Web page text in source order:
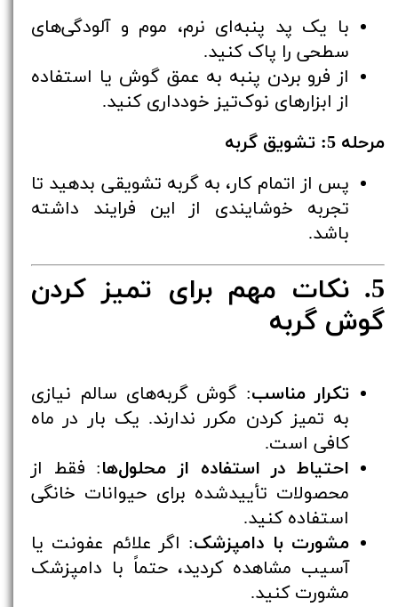
با یک پد پنبه‌ای نرم، موم و آلودگی‌های
سطحی را پاک کنید.
از فرو بردن پنبه به عمق گوش یا استفاده
از ابزارهای نوک‌تیز خودداری کنید.
مرحله 5: تشویق گربه
پس از اتمام کار، به گربه تشویقی بدهید تا
تجربه خوشایندی از این فرایند داشته
باشد.
5. نکات مهم برای تمیز کردن
گوش گربه
تکرار مناسب: گوش گربه‌های سالم نیازی
به تمیز کردن مکرر ندارند. یک بار در ماه
کافی است.
احتیاط در استفاده از محلول‌ها: فقط از
محصولات تأییدشده برای حیوانات خانگی
استفاده کنید.
مشورت با دامپزشک: اگر علائم عفونت یا
آسیب مشاهده کردید، حتماً با دامپزشک
مشورت کنید.